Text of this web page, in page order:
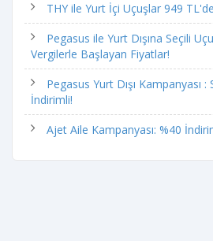
THY ile Yurt İçi Uçuşlar 949
Pegasus ile Yurt Dışına Seçili
Vergilerle Başlayan Fiyatlar!
Pegasus Yurt Dışı Kampanyası
İndirimli!
Ajet Aile Kampanyası: %40